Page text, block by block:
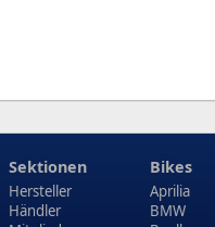
Sektionen
Hersteller
Händler
Bikes
Aprilia
BMW